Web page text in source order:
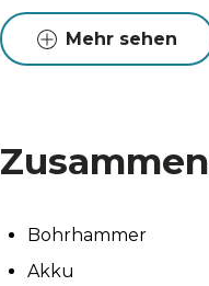
Komplettset: Koffer,
Mehr sehen
Bohrhammer
Akku